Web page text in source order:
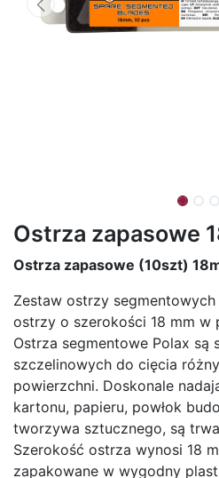
Ostrza zapasowe
Ostrza zapasowe (10szt)
Zestaw ostrzy segmentowych
ostrzy o szerokości 18 mm w
Ostrza segmentowe Polax są
szczelinowych do cięcia
powierzchni. Doskonale
kartonu, papieru, powłok
tworzywa sztucznego, są
Szerokość ostrza wynosi 18
zapakowane w wygodny